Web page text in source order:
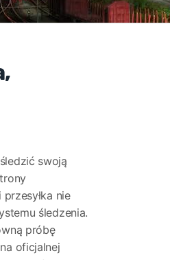
swoją
nie
śledzenia.
próbę
oficjalnej